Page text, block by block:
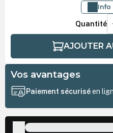
Info
Quantité
AJOUTER
Vos avantages
Paiement sécuriséen